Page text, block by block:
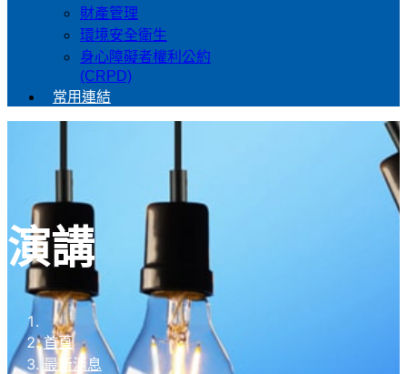
財產管理
環境安全衛生
身心障礙者權利公約
(CRPD)
常用連結
演講
首頁
最新消息